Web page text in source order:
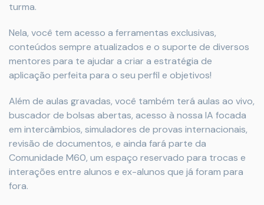
turma.
Nela, você tem acesso a ferramentas exclusivas,
conteúdos sempre atualizados e o suporte de diversos
mentores para te ajudar a criar a estratégia de
aplicação perfeita para o seu perfil e objetivos!
Além de aulas gravadas, você também terá aulas ao vivo,
buscador de bolsas abertas, acesso à nossa IA focada
em intercâmbios, simuladores de provas internacionais,
revisão de documentos, e ainda fará parte da
Comunidade M60, um espaço reservado para trocas e
interações entre alunos e ex-alunos que já foram para
fora.